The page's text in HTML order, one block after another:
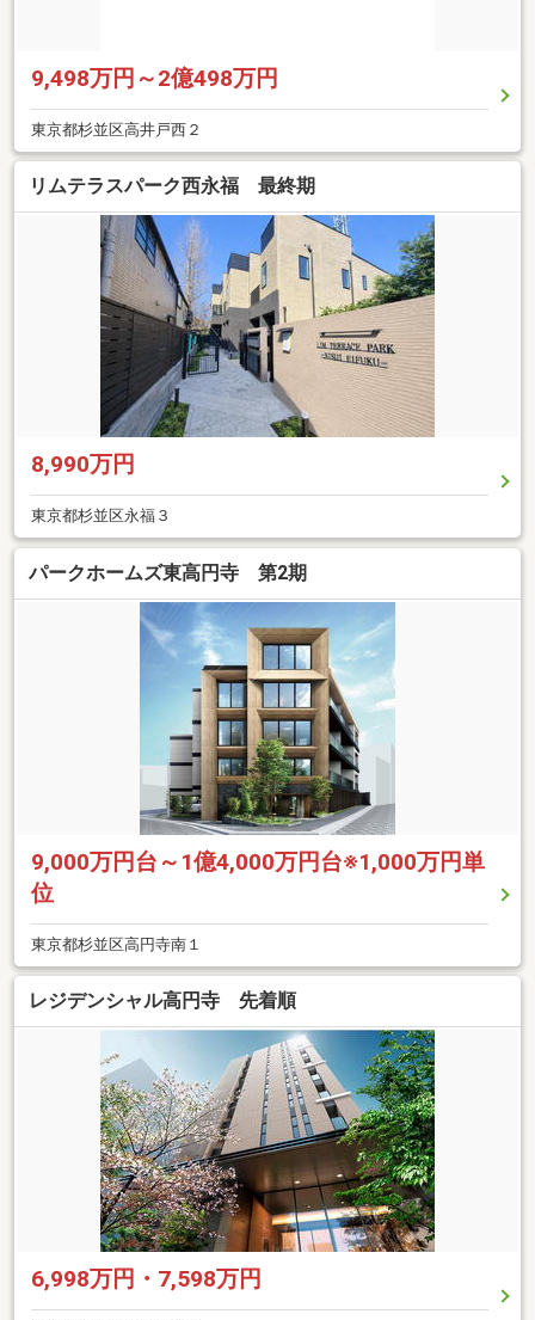
9,498万円～2億498万円
東京都杉並区高井戸西２
リムテラスパーク西永福 最終期
8,990万円
東京都杉並区永福３
パークホームズ東高円寺 第2期
9,000万円台～1億4,000万円台※1,000万円単
位
東京都杉並区高円寺南１
レジデンシャル高円寺 先着順
6,998万円・7,598万円